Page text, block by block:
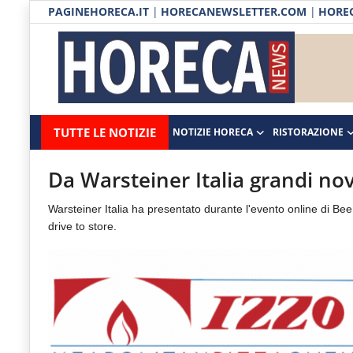
PAGINEHORECA.IT | HORECANEWSLETTER.COM |
Horecanews.it
-
Notizie
Horeca
Il
portale
Horeca
e
del
TUTTE LE NOTIZIE NOTIZIE HORECA RISTORAZIONE
Notizie HORECA
Ristorazione
Ospitalità
Distribuzione
Eventi
RUBRICHE
Da Warsteiner Italia grandi
Warsteiner Italia ha presentato durante l'evento online di
drive to store.